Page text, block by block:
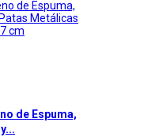
de Espuma,